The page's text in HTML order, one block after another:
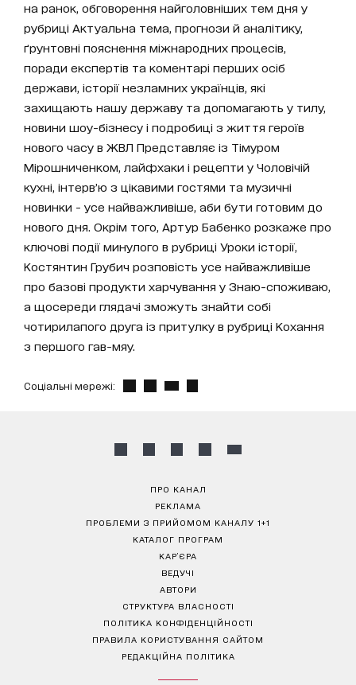
на ранок, обговорення найголовніших тем дня у
рубриці Актуальна тема, прогнози й аналітику,
ґрунтовні пояснення міжнародних процесів,
поради експертів та коментарі перших осіб
держави, історії незламних українців, які
захищають нашу державу та допомагають у тилу,
новини шоу-бізнесу і подробиці з життя героїв
нового часу в ЖВЛ Представляє із Тімуром
Мірошниченком, лайфхаки і рецепти у Чоловічій
кухні, інтерв’ю з цікавими гостями та музичні
новинки - усе найважливіше, аби бути готовим до
нового дня. Окрім того, Артур Бабенко розкаже про
ключові події минулого в рубриці Уроки історії,
Костянтин Грубич розповість усе найважливіше
про базові продукти харчування у Знаю-споживаю,
а щосереди глядачі зможуть знайти собі
чотирилапого друга із притулку в рубриці Кохання
з першого гав-мяу.
Соціальні мережі:
ПРО КАНАЛ
РЕКЛАМА
ПРОБЛЕМИ З ПРИЙОМОМ КАНАЛУ 1+1
КАТАЛОГ ПРОГРАМ
КАР’ЄРА
ВЕДУЧІ
АВТОРИ
СТРУКТУРА ВЛАСНОСТІ
ПОЛІТИКА КОНФІДЕНЦІЙНОСТІ
ПРАВИЛА КОРИСТУВАННЯ САЙТОМ
РЕДАКЦІЙНА ПОЛІТИКА